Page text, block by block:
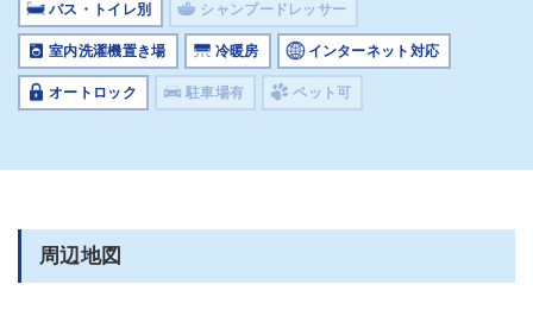
バス・トイレ別 シャンプードレッサー
室内洗濯機置き場 冷暖房 インターネット対応
オートロック 駐車場有 ペット可
周辺地図